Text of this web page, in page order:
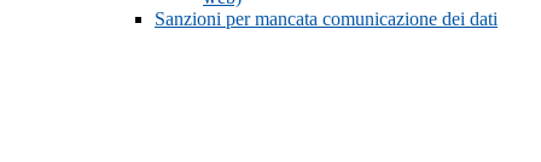
Sanzioni per mancata comunicazione dei dati